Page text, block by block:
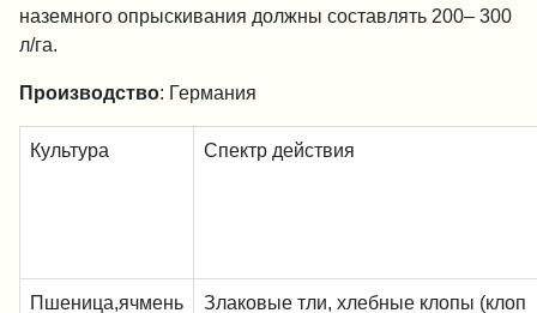
наземного опрыскивания должны составлять 200– 300
л/га.
Производство: Германия
Культура Спектр действия
Пшеница,ячмень
Злаковые тли, хлебные клопы (клоп